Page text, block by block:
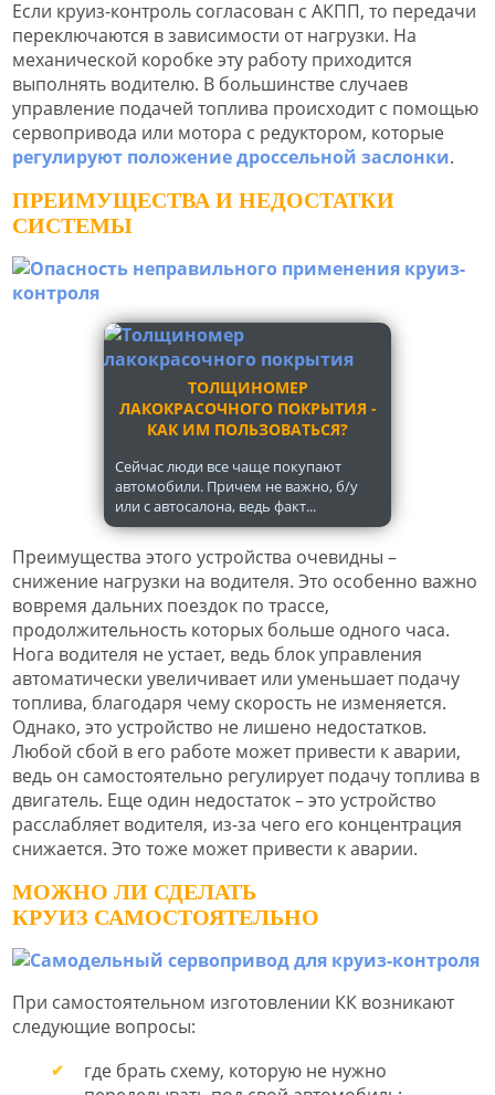
Если круиз-контроль согласован с АКПП, то передачи
переключаются в зависимости от нагрузки. На
механической коробке эту работу приходится
выполнять водителю. В большинстве случаев
управление подачей топлива происходит с помощью
сервопривода или мотора с редуктором, которые
регулируют положение дроссельной заслонки.
ПРЕИМУЩЕСТВА И НЕДОСТАТКИ
СИСТЕМЫ
ТОЛЩИНОМЕР
ЛАКОКРАСОЧНОГО ПОКРЫТИЯ -
КАК ИМ ПОЛЬЗОВАТЬСЯ?
Сейчас люди все чаще покупают
автомобили. Причем не важно, б/у
или с автосалона, ведь факт...
Преимущества этого устройства очевидны –
снижение нагрузки на водителя. Это особенно важно
вовремя дальних поездок по трассе,
продолжительность которых больше одного часа.
Нога водителя не устает, ведь блок управления
автоматически увеличивает или уменьшает подачу
топлива, благодаря чему скорость не изменяется.
Однако, это устройство не лишено недостатков.
Любой сбой в его работе может привести к аварии,
ведь он самостоятельно регулирует подачу топлива в
двигатель. Еще один недостаток – это устройство
расслабляет водителя, из-за чего его концентрация
снижается. Это тоже может привести к аварии.
МОЖНО ЛИ СДЕЛАТЬ
КРУИЗ САМОСТОЯТЕЛЬНО
При самостоятельном изготовлении КК возникают
следующие вопросы:
где брать схему, которую не нужно